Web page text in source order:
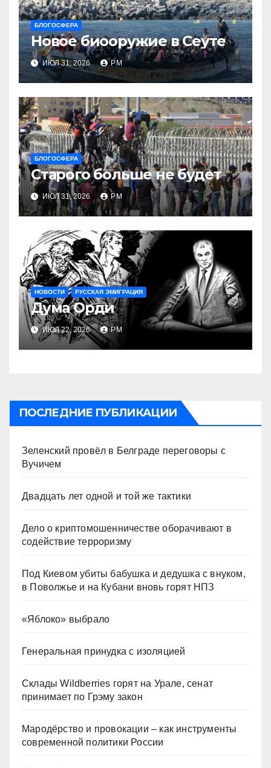
БЛОГОСФЕРА
Новое биооружие в Сеуте
ИЮЛ 31, 2026 РМ
БЛОГОСФЕРА
Старого больше не будет
ИЮЛ 31, 2026 РМ
НОВОСТИ РУССКАЯ ЭМИГРАЦИЯ
Дума Орди
ИЮЛ 22, 2026 РМ
ПОСЛЕДНИЕ ПУБЛИКАЦИИ
Зеленский провёл в Белграде переговоры с
Вучичем
Двадцать лет одной и той же тактики
Дело о криптомошенничестве оборачивают в
содействие терроризму
Под Киевом убиты бабушка и дедушка с внуком,
в Поволжье и на Кубани вновь горят НПЗ
«Яблоко» выбрало
Генеральная принудка с изоляцией
Склады Wildberries горят на Урале, сенат
принимает по Грэму закон
Мародёрство и провокации – как инструменты
современной политики России